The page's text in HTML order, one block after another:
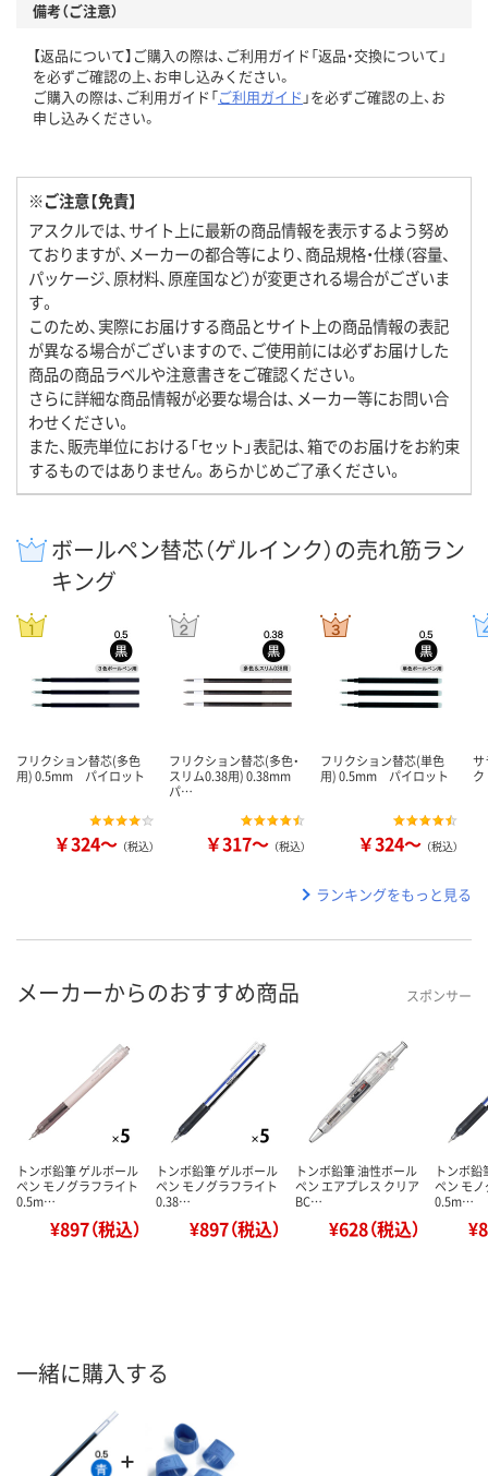
備考（ご注意）
【返品について】ご購入の際は、ご利用ガイド「返品・交換について」
を必ずご確認の上、お申し込みください。
ご購入の際は、ご利用ガイド「ご利用ガイド 」を必ずご確認の上、お
申し込みください。
※ご注意【免責】
アスクルでは、サイト上に最新の商品情報を表示するよう努め
ておりますが、メーカーの都合等により、商品規格・仕様（容量、
パッケージ、原材料、原産国など）が変更される場合がございま
す。
このため、実際にお届けする商品とサイト上の商品情報の表記
が異なる場合がございますので、ご使用前には必ずお届けした
商品の商品ラベルや注意書きをご確認ください。
さらに詳細な商品情報が必要な場合は、メーカー等にお問い合
わせください。
また、販売単位における「セット」表記は、箱でのお届けをお約束
するものではありません。あらかじめご了承ください。
ボールペン替芯（ゲルインク）の売れ筋ラン
キング
フリクション替芯(多色
用) 0.5mm パイロット
￥324～ （税込）
フリクション替芯(多色・
スリム0.38用) 0.38mm
パ…
￥317～ （税込）
フリクション替芯(単色
用) 0.5mm パイロット
￥324～ （税込）
ランキングをもっと見る
メーカーからのおすすめ商品 スポンサー
トンボ鉛筆 ゲルボール
ペン モノグラフライト
0.5m…
¥897（税込）
トンボ鉛筆 ゲルボール
ペン モノグラフライト
0.38…
¥897（税込）
トンボ鉛筆 油性ボール
ペン エアプレス クリア
BC…
¥628（税込）
トンボ鉛
ペン モ
0.5m…
一緒に購入する